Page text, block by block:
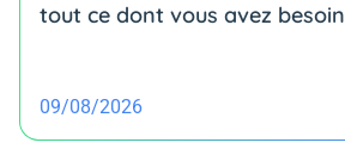
tout ce dont vous avez besoin
09/08/2026